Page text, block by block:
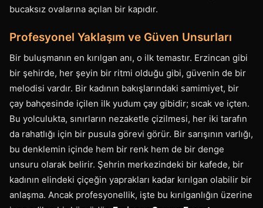
bucaksız ovalarına açılan bir kapıdır.
Profesyonel Yaklaşım ve Güven Unsurları
Bir buluşmanın en kırılgan anı, o ilk temastır. Erzincan gibi
bir şehirde, her şeyin bir ritmi olduğu gibi, güvenin de bir
melodisi vardır. Bir kadının bakışlarındaki samimiyet, bir
çay bahçesinde içilen ilk yudum çay gibidir; sıcak ve içten.
Bu yolculukta, sınırların nezaketle çizilmesi, her iki tarafın
da rahatlığı için bir pusula görevi görür. Bir sarışının varlığı,
bu denklemin içinde hem bir renk hem de bir denge
unsuru olarak belirir. Şehrin merkezindeki bir kafede, bir
kadının elindeki çiçeğin yaprakları kadar kırılgan olabilir bir
anlaşma. Ancak profesyonellik, işte bu kırılganlığın üzerine